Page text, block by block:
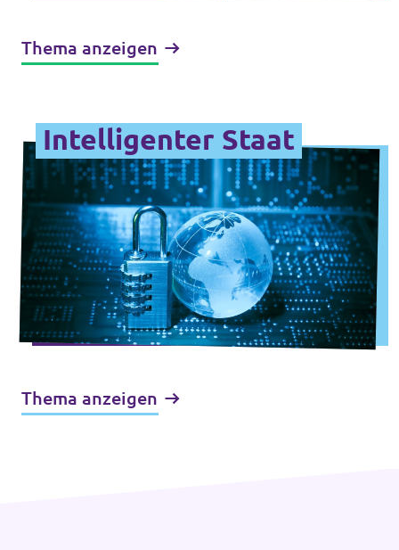
Thema anzeigen
Intelligenter Staat
Thema anzeigen